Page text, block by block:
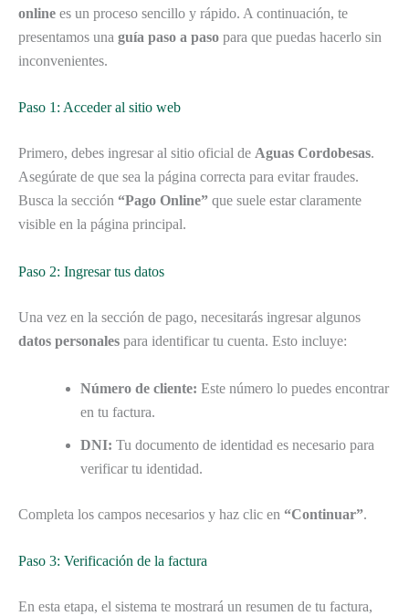
online es un proceso sencillo y rápido. A continuación, te
presentamos una guía paso a paso para que puedas hacerlo sin
inconvenientes.
Paso 1: Acceder al sitio web
Primero, debes ingresar al sitio oficial de Aguas Cordobesas.
Asegúrate de que sea la página correcta para evitar fraudes.
Busca la sección “Pago Online” que suele estar claramente
visible en la página principal.
Paso 2: Ingresar tus datos
Una vez en la sección de pago, necesitarás ingresar algunos
datos personales para identificar tu cuenta. Esto incluye:
Número de cliente: Este número lo puedes encontrar
en tu factura.
DNI: Tu documento de identidad es necesario para
verificar tu identidad.
Completa los campos necesarios y haz clic en “Continuar”.
Paso 3: Verificación de la factura
En esta etapa, el sistema te mostrará un resumen de tu factura,